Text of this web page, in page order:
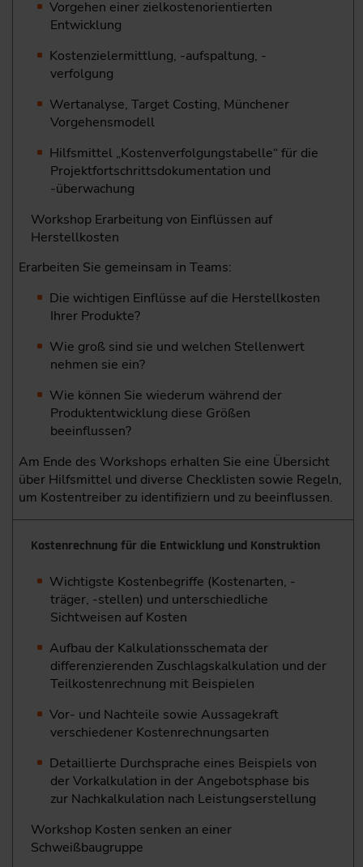
Vorgehen einer zielkostenorientierten
Entwicklung
Kostenzielermittlung, -aufspaltung, -
verfolgung
Wertanalyse, Target Costing, Münchener
Vorgehensmodell
Hilfsmittel „Kostenverfolgungstabelle“ für die
Projektfortschrittsdokumentation und
-überwachung
Workshop Erarbeitung von Einflüssen auf
Herstellkosten
Erarbeiten Sie gemeinsam in Teams:
Die wichtigen Einflüsse auf die Herstellkosten
Ihrer Produkte?
Wie groß sind sie und welchen Stellenwert
nehmen sie ein?
Wie können Sie wiederum während der
Produktentwicklung diese Größen
beeinflussen?
Am Ende des Workshops erhalten Sie eine Übersicht
über Hilfsmittel und diverse Checklisten sowie Regeln,
um Kostentreiber zu identifiziern und zu beeinflussen.
Kostenrechnung für die Entwicklung und Konstruktion
Wichtigste Kostenbegriffe (Kostenarten, -
träger, -stellen) und unterschiedliche
Sichtweisen auf Kosten
Aufbau der Kalkulationsschemata der
differenzierenden Zuschlagskalkulation und der
Teilkostenrechnung mit Beispielen
Vor- und Nachteile sowie Aussagekraft
verschiedener Kostenrechnungsarten
Detaillierte Durchsprache eines Beispiels von
der Vorkalkulation in der Angebotsphase bis
zur Nachkalkulation nach Leistungserstellung
Workshop Kosten senken an einer
Schweißbaugruppe